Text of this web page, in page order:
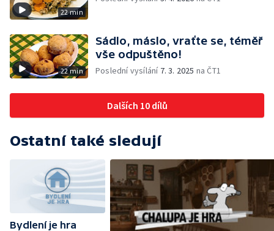
22 min
22 min
Sádlo, máslo, vraťte se, téměř
vše odpuštěno!
Poslední vysílání 7. 3. 2025 na ČT1
Dalších 10 dílů
Ostatní také sledují
Bydlení je hra